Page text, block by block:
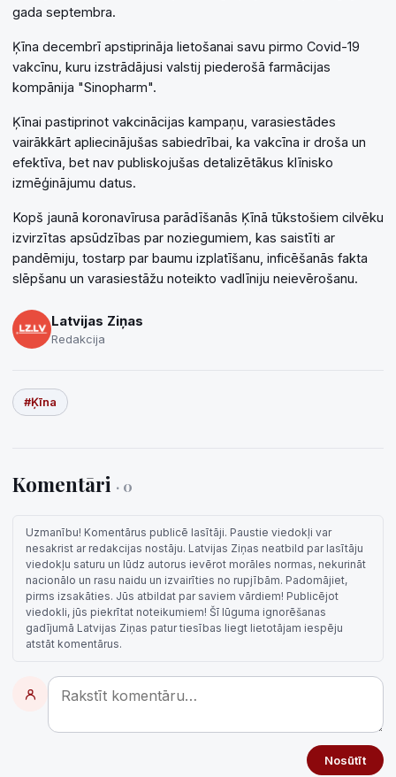
gada septembra.
Ķīna decembrī apstiprināja lietošanai savu pirmo Covid-19
vakcīnu, kuru izstrādājusi valstij piederošā farmācijas
kompānija "Sinopharm".
Ķīnai pastiprinot vakcinācijas kampaņu, varasiestādes
vairākkārt apliecinājušas sabiedrībai, ka vakcīna ir droša un
efektīva, bet nav publiskojušas detalizētākus klīnisko
izmēģinājumu datus.
Kopš jaunā koronavīrusa parādīšanās Ķīnā tūkstošiem cilvēku
izvirzītas apsūdzības par noziegumiem, kas saistīti ar
pandēmiju, tostarp par baumu izplatīšanu, inficēšanās fakta
slēpšanu un varasiestāžu noteikto vadlīniju neievērošanu.
Latvijas Ziņas
Redakcija
#Ķīna
Komentāri · 0
Uzmanību! Komentārus publicē lasītāji. Paustie viedokļi var
nesakrist ar redakcijas nostāju. Latvijas Ziņas neatbild par lasītāju
viedokļu saturu un lūdz autorus ievērot morāles normas, nekurināt
nacionālo un rasu naidu un izvairīties no rupjībām. Padomājiet,
pirms izsakāties. Jūs atbildat par saviem vārdiem! Publicējot
viedokli, jūs piekrītat noteikumiem! Šī lūguma ignorēšanas
gadījumā Latvijas Ziņas patur tiesības liegt lietotājam iespēju
atstāt komentārus.
Nosūtīt